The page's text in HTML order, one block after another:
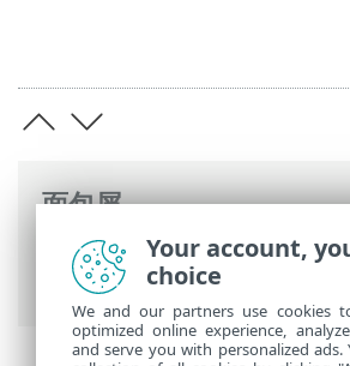
面包屑
ESET 联机帮助>ESET
使用 ESET LiveGuard
Your account,
choice
We and our partners use cookies
optimized online experience,
and serve you with personalized